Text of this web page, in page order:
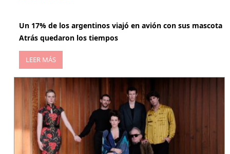
Un 17% de los argentinos viajó en avión con sus mascota
Atrás quedaron los tiempos
LEER MÁS